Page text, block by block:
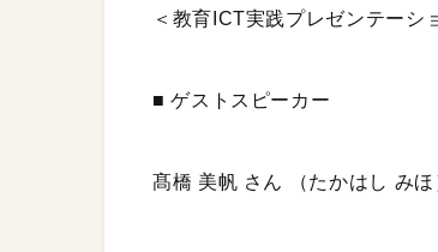
＜教育ICT実践プレゼンテーシ
■ ゲストスピーカー
髙橋 美帆 さん （たかはし みほ